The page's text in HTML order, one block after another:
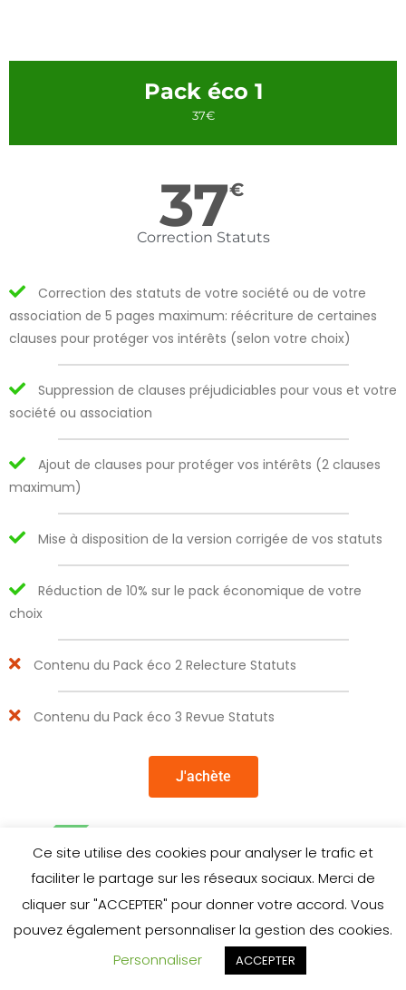
Pack éco 1
37€
37€
Correction Statuts
Correction des statuts de votre société ou de votre
association de 5 pages maximum: réécriture de certaines
clauses pour protéger vos intérêts (selon votre choix)
Suppression de clauses préjudiciables pour vous et votre
société ou association
Ajout de clauses pour protéger vos intérêts (2 clauses
maximum)
Mise à disposition de la version corrigée de vos statuts
Réduction de 10% sur le pack économique de votre
choix
Contenu du Pack éco 2 Relecture Statuts
Contenu du Pack éco 3 Revue Statuts
J'achète
POPULAIRE Pack éco 2
65€
€
Ce site utilise des cookies pour analyser le trafic et
faciliter le partage sur les réseaux sociaux. Merci de
cliquer sur "ACCEPTER" pour donner votre accord. Vous
pouvez également personnaliser la gestion des cookies.
Personnaliser
ACCEPTER